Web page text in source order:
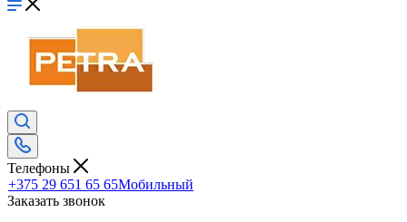
Телефоны
+375 29 651 65 65Мобильный
Заказать звонок